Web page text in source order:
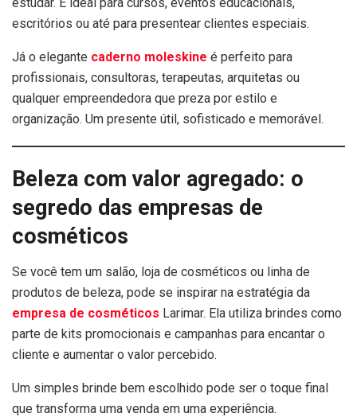
escritórios ou até para presentear clientes especiais.
Já o elegante caderno moleskine é perfeito para
profissionais, consultoras, terapeutas, arquitetas ou
qualquer empreendedora que preza por estilo e
organização. Um presente útil, sofisticado e memorável.
Beleza com valor agregado: o
segredo das empresas de
cosméticos
Se você tem um salão, loja de cosméticos ou linha de
produtos de beleza, pode se inspirar na estratégia da
empresa de cosméticos Larimar. Ela utiliza brindes como
parte de kits promocionais e campanhas para encantar o
cliente e aumentar o valor percebido.
Um simples brinde bem escolhido pode ser o toque final
que transforma uma venda em uma experiência.